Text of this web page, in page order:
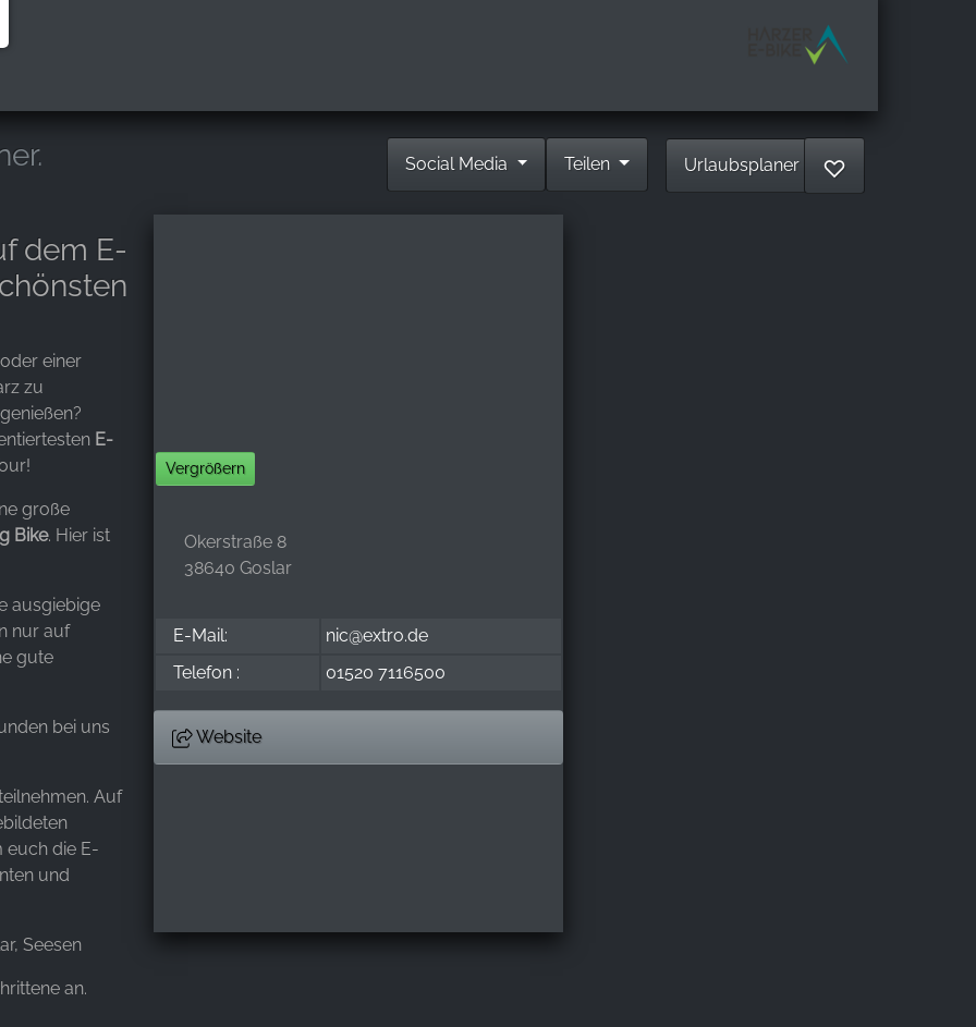
Urlaubsplaner ♡
Teilen
Social Media
dem E-
einer
zu
E-
große
Bike. Hier ist
ausgiebige
nur auf
gute
bei uns
Auf
euch die E-
und
Seesen
an.
Vergrößern
Okerstraße 8
38640 Goslar
E-Mail:
nic@extro.de
Telefon :
01520 7116500
Website